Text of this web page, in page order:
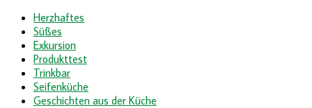
Herzhaftes
Süßes
Exkursion
Produkttest
Trinkbar
Seifenküche
Geschichten aus der Küche